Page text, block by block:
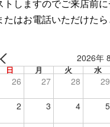
トしますのでご来店前に
たはお電話いただけたら
2026年
日 月 火 水
26 27 28 29
2 3 4 5